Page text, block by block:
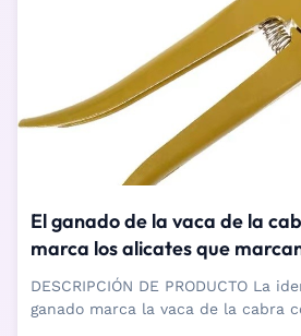
El ganado de la vaca de la
marca los alicates que
hidráulicos del aplicador con
DESCRIPCIÓN DE PRODUCTO La
ganado marca la vaca de la cabra